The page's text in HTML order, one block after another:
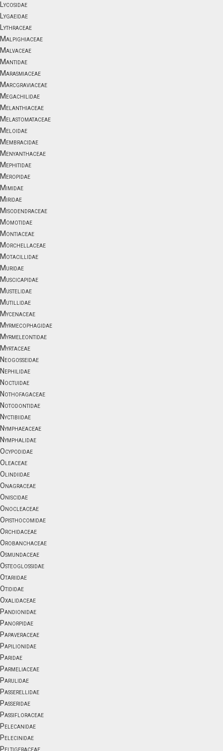
Lycosidae
Lygaeidae
Lythraceae
Malpighiaceae
Malvaceae
Mantidae
Marasmiaceae
Marcgraviaceae
Megachilidae
Melanthiaceae
Melastomataceae
Meloidae
Membracidae
Menyanthaceae
Mephitidae
Meropidae
Mimidae
Miridae
Misodendraceae
Momotidae
Montiaceae
Morchellaceae
Motacillidae
Muridae
Muscicapidae
Mustelidae
Mutillidae
Mycenaceae
Myrmecophagidae
Myrmeleontidae
Myrtaceae
Neogosseidae
Nephilidae
Noctuidae
Nothofagaceae
Notodontidae
Nyctibiidae
Nymphaeaceae
Nymphalidae
Ocypodidae
Oleaceae
Olindiidae
Onagraceae
Oniscidae
Onocleaceae
Opisthocomidae
Orchidaceae
Orobanchaceae
Osmundaceae
Osteoglossidae
Otariidae
Otididae
Oxalidaceae
Pandionidae
Panorpidae
Papaveraceae
Papilionidae
Paridae
Parmeliaceae
Parulidae
Passerellidae
Passeridae
Passifloraceae
Pelecanidae
Pelecinidae
Peltigeraceae